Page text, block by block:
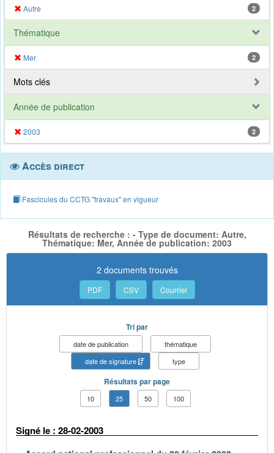
Autre 2
Thématique
Mer 2
Mots clés
Année de publication
2003 2
Accès direct
Fascicules du CCTG "travaux" en vigueur
Résultats de recherche : - Type de document: Autre,
Thématique: Mer, Année de publication: 2003
2 documents trouvés
PDF CSV Courriel
Tri par
date de publication
thématique
date de signature
type
Résultats par page
10 25 50 100
Signé le : 28-02-2003